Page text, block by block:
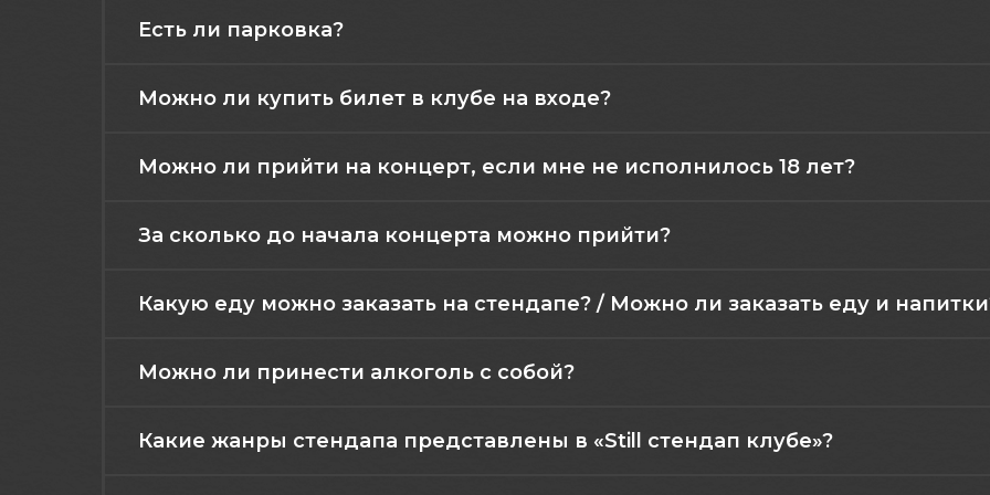
Есть ли парковка?
Можно ли купить билет в клубе на входе?
Можно ли прийти на концерт, если мне не исполнилось 18 лет?
За сколько до начала концерта можно прийти?
Какую еду можно заказать на стендапе? / Можно ли заказать еду и
Можно ли принести алкоголь с собой?
Какие жанры стендапа представлены в «Still стендап клубе»?